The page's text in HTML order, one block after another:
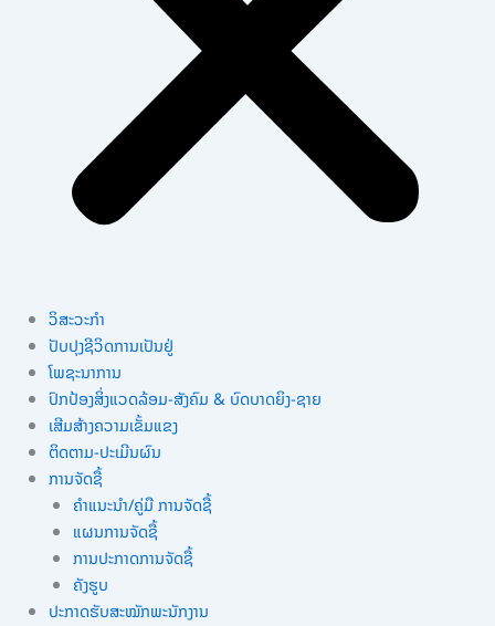
ວິສະວະກຳ
ປັບປຸງຊີວິດການເປັນຢູ່
ໂພຊະນາການ
ປົກປ້ອງສິ່ງແວດລ້ອມ-ສັງຄົມ & ບົດບາດຍິງ-ຊາຍ
ເສີມສ້າງຄວາມເຂັ້ມແຂງ
ຕິດຕາມ-ປະເມີນຜົນ
ການຈັດຊື້
ຄຳແນະນຳ/ຄູ່ມື ການຈັດຊື້
ແຜນການຈັດຊື້
ການປະກາດການຈັດຊື້
ຄັງຮູບ
ປະກາດຮັບສະໝັກພະນັກງານ